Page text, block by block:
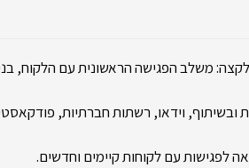
לקצה: משלב הפגישה הראשונית עם הלקוח,
כתבות שיווקיות ובשיתוף, וידאו, רשתות חברתיות,
לפגישות עם לקוחות קיימים וחדשים.